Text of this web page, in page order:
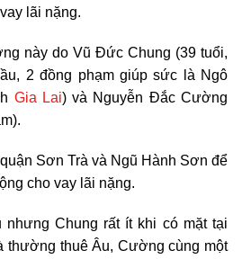
lãi nặng.
này do Vũ Đức Chung (39 tuổi,
2 đồng phạm giúp sức là Ngô
Gia Lai) và Nguyễn Đắc Cường
Sơn Trà và Ngũ Hành Sơn để
cho vay lãi nặng.
Chung rất ít khi có mặt tại
thường thuê Âu, Cường cùng một